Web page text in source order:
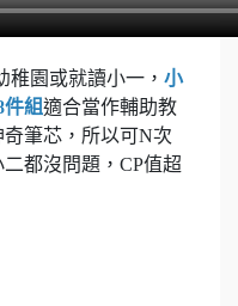
稚園或就讀小一， 小
件組適合當作輔助教
筆芯，所以可N次
都沒問題，CP值超